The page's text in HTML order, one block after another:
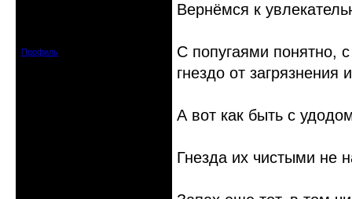
Профиль
Вернёмся к
С попугаями понятно,
гнездо от
А вот как быть с
Гнезда их чистыми не